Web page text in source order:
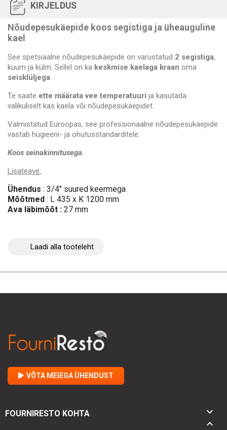
KIRJELDUS
Nõudepesukäepide koos segistiga ja üheauguline
kael
See spetsiaalne nõudepesukäepide on varustatud 2 segistiga,
kuum ja külm. Sellel on ka keskmise kaelaga kraan oma
seisklüljega.
Te saate ette määrata vee temperatuuri ja kasutada
valikuliselt kas kaela või nõudepesukäepidet.
Valmistatud Euroopas, see professionaalne nõudepesukäepide
vastab hügieeni- ja ohutusstandarditele.
Koos seinakinnitusega.
Lisateave:
Ühendus : 3/4" suured keermega
Mõõtmed : L 435 x K 1200 mm
Ava läbimõõt : 27 mm
Laadi alla tooteleht
VÕTA MEIEGA ÜHENDUST
FOURNIRESTO KOHTA

